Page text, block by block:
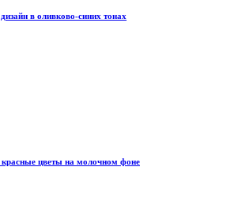
в оливково-синих тонах
красные цветы на молочном фоне